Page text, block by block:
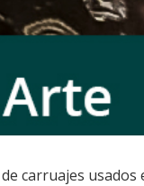
carruajes